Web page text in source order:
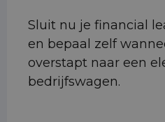
Sluit nu je financial
en bepaal zelf
overstapt naar een
bedrijfswagen.